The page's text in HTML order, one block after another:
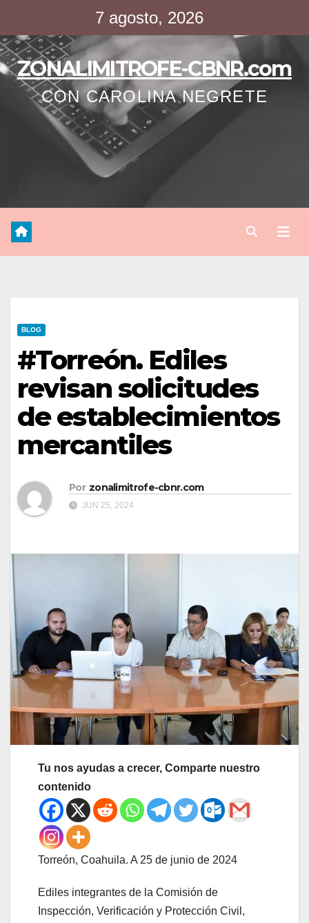
contenido
7 agosto, 2026
ZONALIMITROFE-CBNR.com
CON CAROLINA NEGRETE
BLOG
#Torreón. Ediles
revisan solicitudes
de establecimientos
mercantiles
Por zonalimitrofe-cbnr.com
JUN 25, 2024
Tu nos ayudas a crecer, Comparte nuestro
contenido
Torreón, Coahuila. A 25 de junio de 2024
Ediles integrantes de la Comisión de
Inspección, Verificación y Protección Civil,